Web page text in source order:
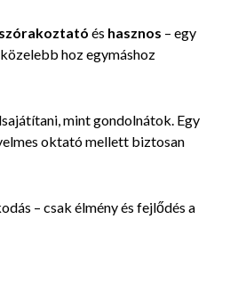
szórakoztató és hasznos – egy
hoz egymáshoz
mint gondolnátok. Egy
oktató mellett biztosan
– csak élmény és fejlődés a